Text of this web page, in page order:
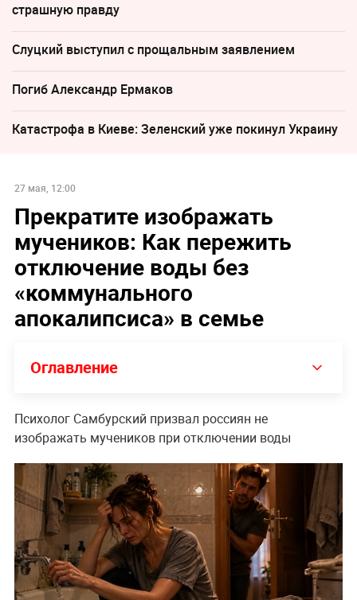
страшную правду
Слуцкий выступил с прощальным заявлением
Погиб Александр Ермаков
Катастрофа в Киеве: Зеленский уже покинул Украину
27 мая, 12:00
Прекратите изображать
мучеников: Как пережить
отключение воды без
«коммунального
апокалипсиса» в семье
Оглавление
Психолог Самбурский призвал россиян не
изображать мучеников при отключении воды